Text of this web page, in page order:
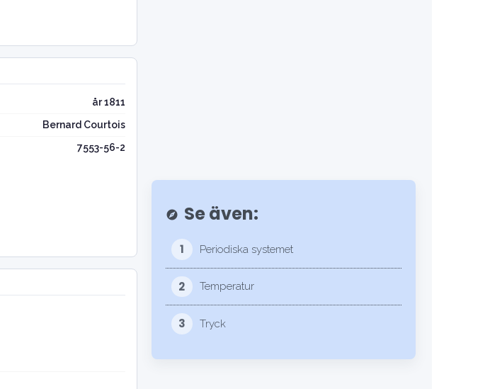
år 1811
Bernard Courtois
7553-56-2
explore Se även:
1 Periodiska systemet
2 Temperatur
3 Tryck